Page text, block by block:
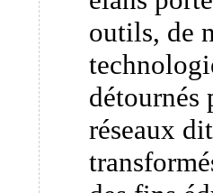
outils, de
détournés
réseaux